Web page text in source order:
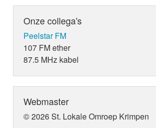
Onze collega's
Peelstar FM
107 FM ether
87.5 MHz kabel
Webmaster
© 2026 St. Lokale Omroep Krimpen